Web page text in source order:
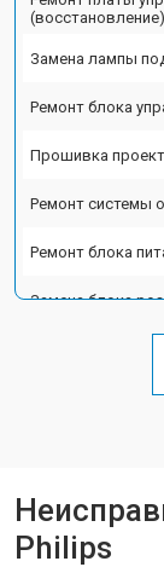
(восстановление)
Замена лампы
Ремонт блока
Прошивка
Ремонт системы
Ремонт блока
Замена блока
Philips